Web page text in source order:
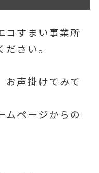
コすまい事業所
さい。
声掛けてみて
ムページからの